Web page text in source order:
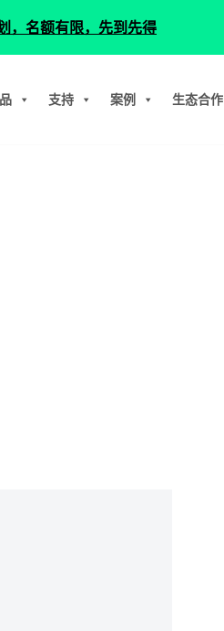
支持 案例 生态合作
名额有限，先到先得